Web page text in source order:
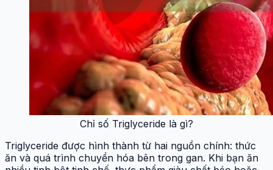
Chỉ số Triglyceride là gì?
Triglyceride được hình thành từ hai nguồn chính: thức
ăn và quá trình chuyển hóa bên trong gan. Khi bạn ăn